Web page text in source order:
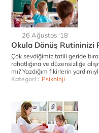
26 Ağustos '18
Okula Dönüş Rutininizi
Çok sevdiğimiz tatili geride
rahatlığına ve düzensizliğe
mı? Yazdığım fikirlerin
Kategori : Psikoloji